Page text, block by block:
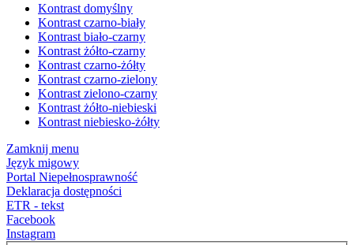
Kontrast domyślny
Kontrast czarno-biały
Kontrast biało-czarny
Kontrast żółto-czarny
Kontrast czarno-żółty
Kontrast czarno-zielony
Kontrast zielono-czarny
Kontrast żółto-niebieski
Kontrast niebiesko-żółty
Zamknij menu
Język migowy
Portal Niepełnosprawność
Deklaracja dostępności
ETR - tekst
Facebook
Instagram